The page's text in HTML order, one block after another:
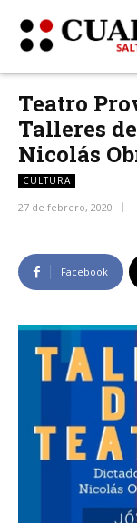
Teatro
Talleres
Nicolás
CULTURA
27 de febrero, 2020
Facebook